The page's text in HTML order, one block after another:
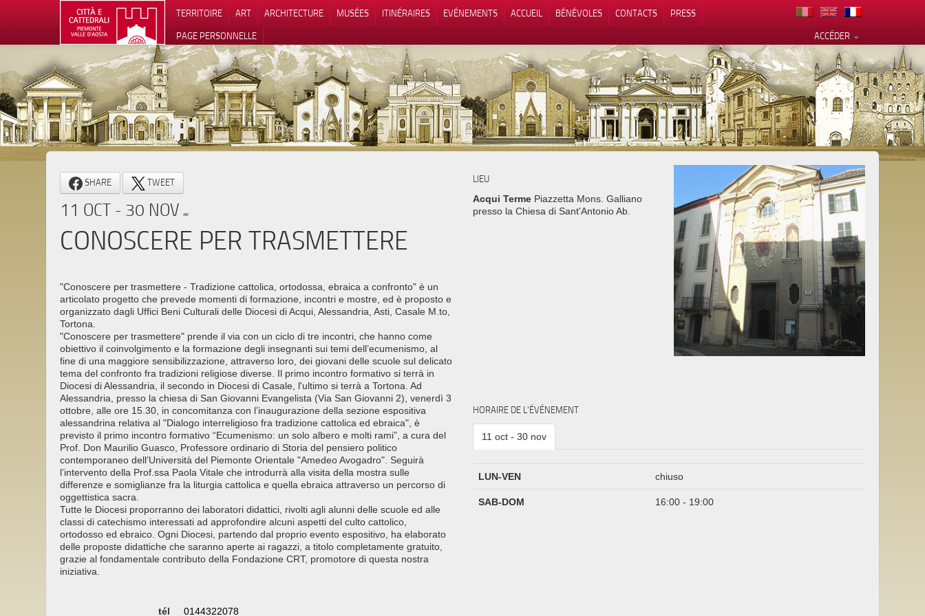
TERRITOIRE ART ARCHITECTURE MUSÉES ITINÉRAIRES EVÉNEMENTS ACCUEIL BÉNÉVOLES CONTACTS
PRESS
ACCÉDER
PAGE PERSONNELLE
SHARE TWEET
11 OCT - 30 NOV
CONOSCERE PER TRASMETTERE
"Conoscere per trasmettere - Tradizione cattolica, ortodossa, ebraica a confronto" è un
articolato progetto che prevede momenti di formazione, incontri e mostre, ed è proposto e
organizzato dagli Uffici Beni Culturali delle Diocesi di Acqui, Alessandria, Asti, Casale M.to,
Tortona.
"Conoscere per trasmettere" prende il via con un ciclo di tre incontri, che hanno come
obiettivo il coinvolgimento e la formazione degli insegnanti sui temi dell’ecumenismo, al
fine di una maggiore sensibilizzazione, attraverso loro, dei giovani delle scuole sul delicato
tema del confronto fra tradizioni religiose diverse. Il primo incontro formativo si terrà in
Diocesi di Alessandria, il secondo in Diocesi di Casale, l'ultimo si terrà a Tortona. Ad
Alessandria, presso la chiesa di San Giovanni Evangelista (Via San Giovanni 2), venerdì 3
ottobre, alle ore 15.30, in concomitanza con l’inaugurazione della sezione espositiva
alessandrina relativa al "Dialogo interreligioso fra tradizione cattolica ed ebraica", è
previsto il primo incontro formativo “Ecumenismo: un solo albero e molti rami”, a cura del
Prof. Don Maurilio Guasco, Professore ordinario di Storia del pensiero politico
contemporaneo dell’Università del Piemonte Orientale "Amedeo Avogadro". Seguirà
l’intervento della Prof.ssa Paola Vitale che introdurrà alla visita della mostra sulle
differenze e somiglianze fra la liturgia cattolica e quella ebraica attraverso un percorso di
oggettistica sacra.
Tutte le Diocesi proporranno dei laboratori didattici, rivolti agli alunni delle scuole ed alle
classi di catechismo interessati ad approfondire alcuni aspetti del culto cattolico,
ortodosso ed ebraico. Ogni Diocesi, partendo dal proprio evento espositivo, ha elaborato
delle proposte didattiche che saranno aperte ai ragazzi, a titolo completamente gratuito,
grazie al fondamentale contributo della Fondazione CRT, promotore di questa nostra
iniziativa.
tél 0144322078
LIEU
Acqui TermePiazzetta Mons. Galliano
presso la Chiesa di Sant'Antonio Ab.
HORAIRE DE L'ÉVÉNEMENT
11 oct - 30 nov
LUN-VEN chiuso
SAB-DOM 16:00 - 19:00
Vos choix en matière de confidentialité